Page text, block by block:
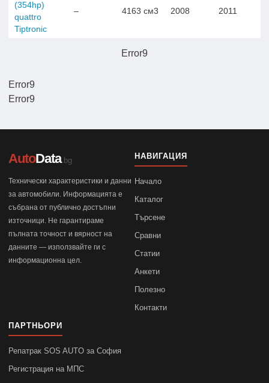
Error9
(354hp)
quattro
Tiptronic
– 4163 см3 2008 2011
Error9
Error9
AutoData.bg
Технически характеристики и данни
за автомобили. Информацията е
събрана от публично достъпни
източници. Не гарантираме
пълната точност и вярност на
данните — използвайте ги с
информационна цел.
НАВИГАЦИЯ
Начало
Каталог
Търсене
Сравни
Статии
Анкети
Полезно
Контакти
ПАРТНЬОРИ
Репатрак SOS AUTO за София
Регистрация на МПС